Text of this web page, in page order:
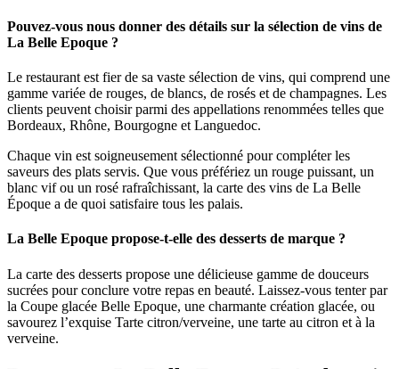
Pouvez-vous nous donner des détails sur la sélection de vins de
La Belle Epoque ?
Le restaurant est fier de sa vaste sélection de vins, qui comprend une
gamme variée de rouges, de blancs, de rosés et de champagnes. Les
clients peuvent choisir parmi des appellations renommées telles que
Bordeaux, Rhône, Bourgogne et Languedoc.
Chaque vin est soigneusement sélectionné pour compléter les
saveurs des plats servis. Que vous préfériez un rouge puissant, un
blanc vif ou un rosé rafraîchissant, la carte des vins de La Belle
Époque a de quoi satisfaire tous les palais.
La Belle Epoque propose-t-elle des desserts de marque ?
La carte des desserts propose une délicieuse gamme de douceurs
sucrées pour conclure votre repas en beauté. Laissez-vous tenter par
la Coupe glacée Belle Epoque, une charmante création glacée, ou
savourez l’exquise Tarte citron/verveine, une tarte au citron et à la
verveine.